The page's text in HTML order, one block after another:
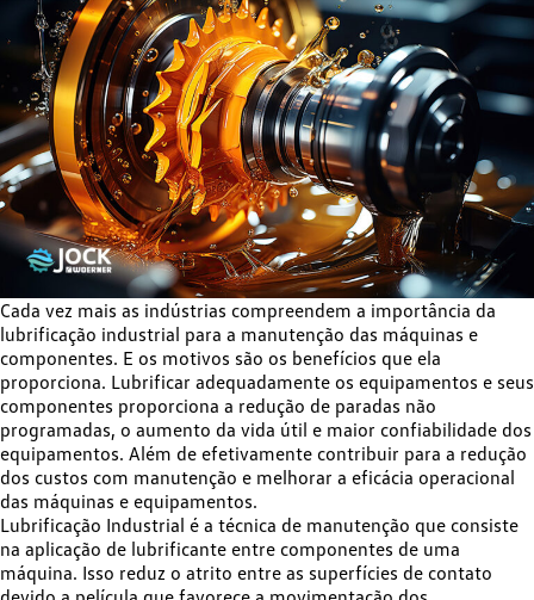
Cada vez mais as indústrias compreendem a importância da
lubrificação industrial para a manutenção das máquinas e
componentes. E os motivos são os benefícios que ela
proporciona. Lubrificar adequadamente os equipamentos e seus
componentes proporciona a redução de paradas não
programadas, o aumento da vida útil e maior confiabilidade dos
equipamentos. Além de efetivamente contribuir para a redução
dos custos com manutenção e melhorar a eficácia operacional
das máquinas e equipamentos.
Lubrificação Industrial é a técnica de manutenção que consiste
na aplicação de lubrificante entre componentes de uma
máquina. Isso reduz o atrito entre as superfícies de contato